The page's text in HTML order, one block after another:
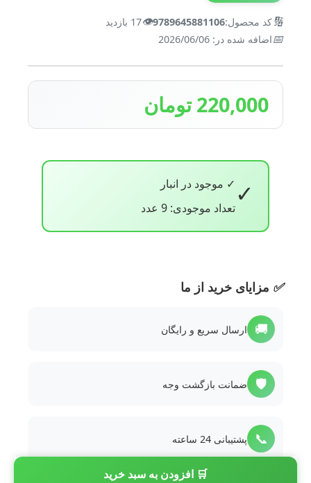
🔢کد محصول:9789645881106
👁️17 بازدید
📅اضافه شده در: 2026/06/06
220,000 تومان
✓ ✓ موجود در انبار
تعداد موجودی: 9 عدد
🛒 افزودن به سبد خرید
✅ مزایای خرید از ما
🚚 ارسال سریع و رایگان
🛡️ ضمانت بازگشت وجه
📞 پشتیبانی 24 ساعته